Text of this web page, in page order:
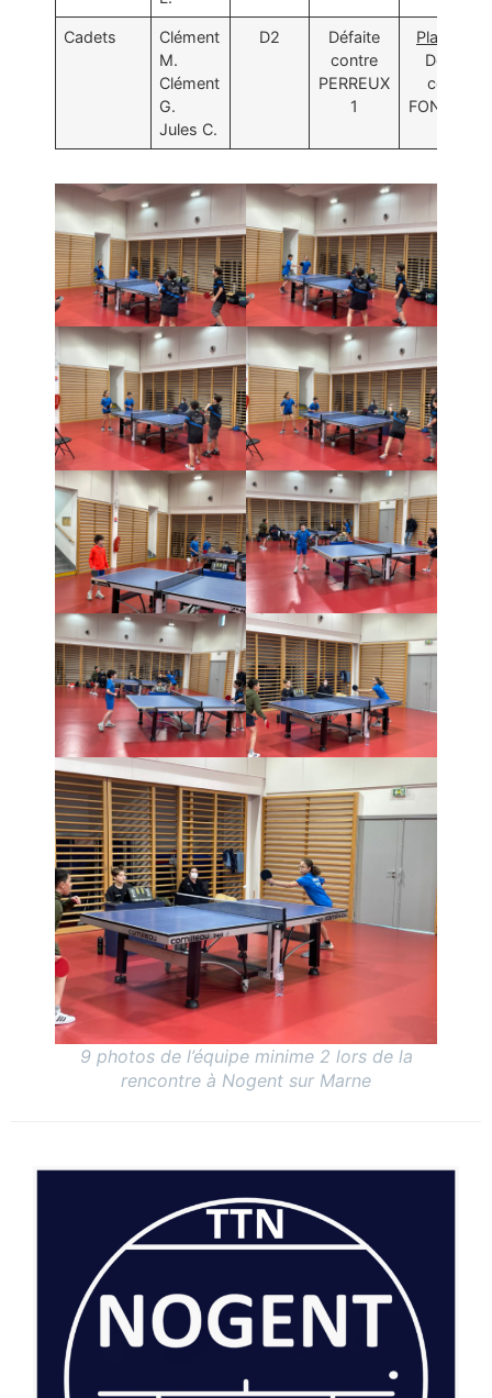
Cadets
Clément
M.
Clément
G.
Jules C.
D2
Défaite
contre
PERREUX
1
Place 3/4
Défaite
contre
9 photos de l’équipe minime 2 lors de la
rencontre à Nogent sur Marne